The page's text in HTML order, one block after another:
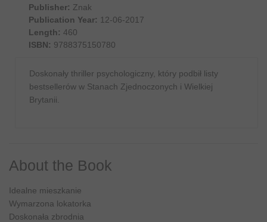
Publisher: Znak
Publication Year: 12-06-2017
Length: 460
ISBN: 9788375150780
Doskonały thriller psychologiczny, który podbił listy
bestsellerów w Stanach Zjednoczonych i Wielkiej
Brytanii.
About the Book
Idealne mieszkanie
Wymarzona lokatorka
Doskonała zbrodnia